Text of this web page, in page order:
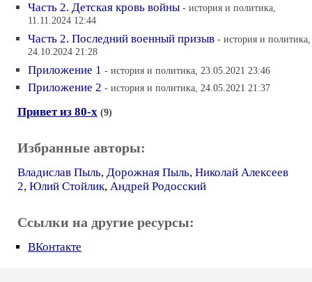
Часть 2. Детская кровь войны - история и политика,
11.11.2024 12:44
Часть 2. Последний военный призыв - история и политика,
24.10.2024 21:28
Приложение 1 - история и политика, 23.05.2021 23:46
Приложение 2 - история и политика, 24.05.2021 21:37
Привет из 80-х (9)
Избранные авторы:
Владислав Пыль, Дорожная Пыль, Николай Алексеев
2, Юлий Стойлик, Андрей Родосский
Ссылки на другие ресурсы:
ВКонтакте